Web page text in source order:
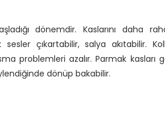
dönemdir. Kaslarını daha
çıkartabilir, salya akıtabilir.
problemleri azalır. Parmak kasları
dönüp bakabilir.